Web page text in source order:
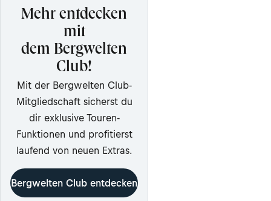
Mehr entdecken
mit
dem Bergwelten
Club!
Mit der Bergwelten Club-
Mitgliedschaft sicherst du
dir exklusive Touren-
Funktionen und profitierst
laufend von neuen Extras.
Bergwelten Club entdecken